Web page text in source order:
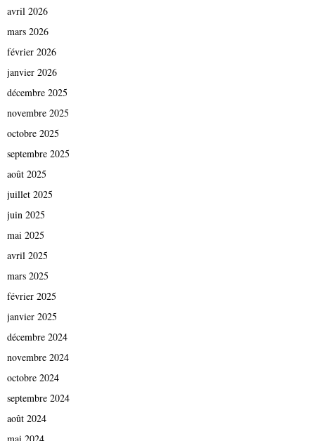
avril 2026
mars 2026
février 2026
janvier 2026
décembre 2025
novembre 2025
octobre 2025
septembre 2025
août 2025
juillet 2025
juin 2025
mai 2025
avril 2025
mars 2025
février 2025
janvier 2025
décembre 2024
novembre 2024
octobre 2024
septembre 2024
août 2024
mai 2024